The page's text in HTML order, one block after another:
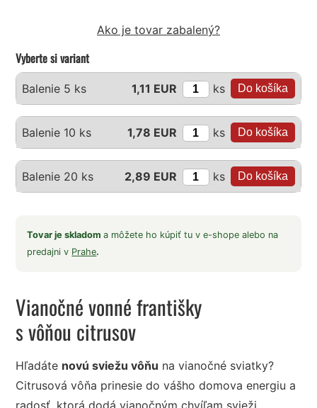
Ako je tovar zabalený?
Vyberte si variant
Balenie 5 ks 1,11 EUR ks
Balenie 10 ks 1,78 EUR ks
Balenie 20 ks 2,89 EUR ks
Tovar je skladoma môžete ho kúpiť tu v e-shope alebo na
predajni v Prahe.
Vianočné vonné františky
s vôňou citrusov
Hľadáte novú sviežu vôňu na vianočné sviatky?
Citrusová vôňa prinesie do vášho domova energiu a